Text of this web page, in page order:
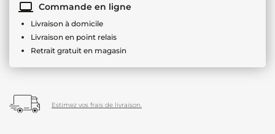
Commande en ligne
Livraison à domicile
Livraison en point relais
Retrait gratuit en magasin
Estimez vos frais de livraison.